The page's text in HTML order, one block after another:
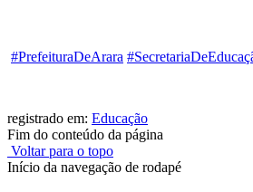
#PrefeituraDeArara
registrado em: Educação
Fim do conteúdo da página
Voltar para o topo
Início da navegação de rodapé